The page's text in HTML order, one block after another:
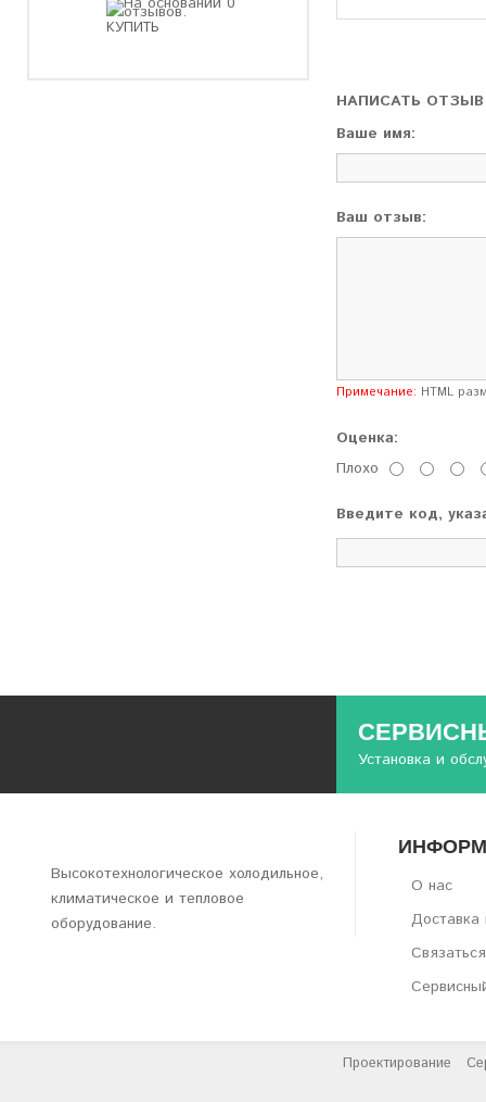
НАПИСАТЬ ОТЗЫВ
Ваше имя:
Ваш отзыв:
Примечание: HTML
Оценка:
Плохо
Введите код,
Установка и
Высокотехнологическое холодильное,
климатическое и тепловое
оборудование.
О нас
Доставка
Проектирование